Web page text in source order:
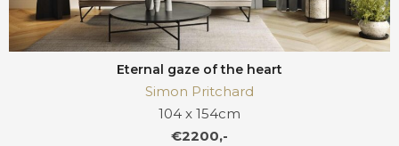
Eternal gaze of the heart
Simon Pritchard
104 x 154cm
€2200,-